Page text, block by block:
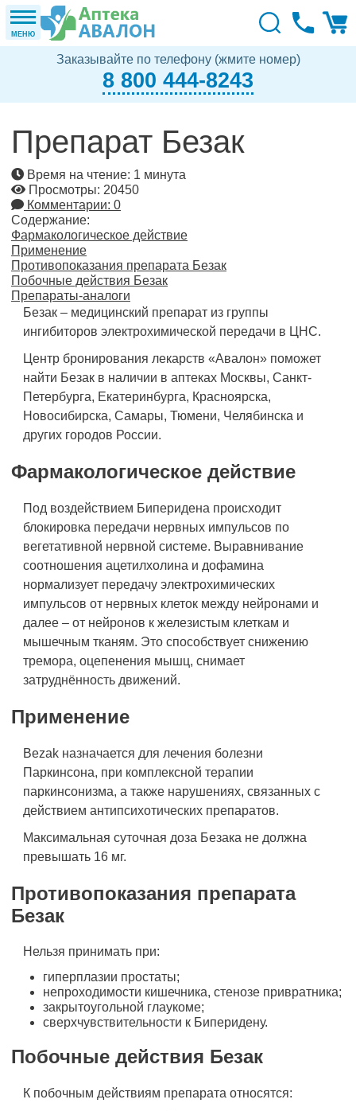
МЕНЮ
Заказывайте по телефону (жмите номер)
8 800 444-8243
Препарат Безак
Время на чтение: 1 минута
Просмотры: 20450
Комментарии: 0
Содержание:
Фармакологическое действие
Применение
Противопоказания препарата Безак
Побочные действия Безак
Препараты-аналоги
Безак – медицинский препарат из группы
ингибиторов электрохимической передачи в ЦНС.
Центр бронирования лекарств «Авалон» поможет
найти Безак в наличии в аптеках Москвы, Санкт-
Петербурга, Екатеринбурга, Красноярска,
Новосибирска, Самары, Тюмени, Челябинска и
других городов России.
Фармакологическое действие
Под воздействием Биперидена происходит
блокировка передачи нервных импульсов по
вегетативной нервной системе. Выравнивание
соотношения ацетилхолина и дофамина
нормализует передачу электрохимических
импульсов от нервных клеток между нейронами и
далее – от нейронов к железистым клеткам и
мышечным тканям. Это способствует снижению
тремора, оцепенения мышц, снимает
затруднённость движений.
Применение
Bezak назначается для лечения болезни
Паркинсона, при комплексной терапии
паркинсонизма, а также нарушениях, связанных с
действием антипсихотических препаратов.
Максимальная суточная доза Безака не должна
превышать 16 мг.
Противопоказания препарата
Безак
Нельзя принимать при:
гиперплазии простаты;
непроходимости кишечника, стенозе привратника;
закрытоугольной глаукоме;
сверхчувствительности к Биперидену.
Побочные действия Безак
К побочным действиям препарата относятся: